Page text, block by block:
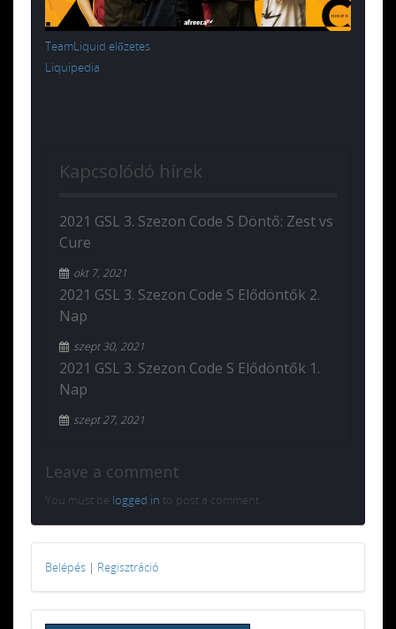
TeamLiquid előzetes
Liquipedia
Kapcsolódó hírek
2021 GSL 3. Szezon Code S Döntő: Zest vs
Cure
okt 7, 2021
2021 GSL 3. Szezon Code S Elődöntők 2.
Nap
szept 30, 2021
2021 GSL 3. Szezon Code S Elődöntők 1.
Nap
szept 27, 2021
Leave a comment
You must be logged in to post a comment.
Belépés | Regisztráció